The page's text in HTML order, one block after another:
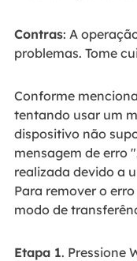
Contras: A
problemas. Tome
Conforme
tentando usar um
dispositivo não
mensagem de erro
realizada devido a
Para remover o
modo de
Etapa 1. Pressione